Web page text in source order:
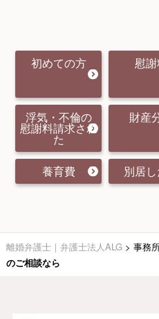
初めての方 慰
浮気・不倫の
慰謝料請求され
た
財産
養育費 別居
離婚弁護士｜弁護士法人ALG > 事務
のご相談なら